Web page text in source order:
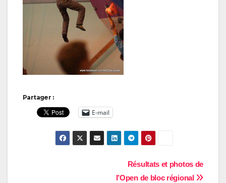
Partager :
E-mail
Résultats et photos de
l’Open de bloc régional